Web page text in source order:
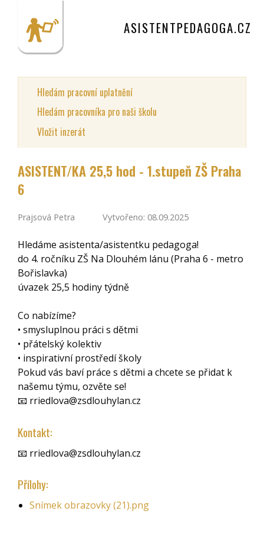
ASISTENTPEDAGOGA.CZ
Hledám pracovní uplatnění
Hledám pracovníka pro naši školu
Vložit inzerát
ASISTENT/KA 25,5 hod - 1.stupeň ZŠ Praha
6
Prajsová Petra Vytvořeno: 08.09.2025
Hledáme asistenta/asistentku pedagoga!
do 4. ročníku ZŠ Na Dlouhém lánu (Praha 6 - metro
Bořislavka)
úvazek 25,5 hodiny týdně
Co nabízíme?
• smysluplnou práci s dětmi
• přátelský kolektiv
• inspirativní prostředí školy
Pokud vás baví práce s dětmi a chcete se přidat k
našemu týmu, ozvěte se!
📧 rriedlova@zsdlouhylan.cz
Kontakt:
📧 rriedlova@zsdlouhylan.cz
Přílohy:
Snímek obrazovky (21).png